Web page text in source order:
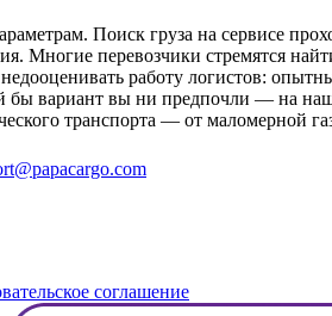
Поиск груза на сервисе
Многие перевозчики стремятся
работу логистов:
вариант вы ни предпочли — на
транспорта — от маломерной
соглашение